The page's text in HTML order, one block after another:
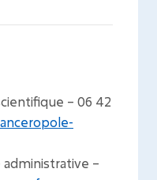
– 06 42
administrative –